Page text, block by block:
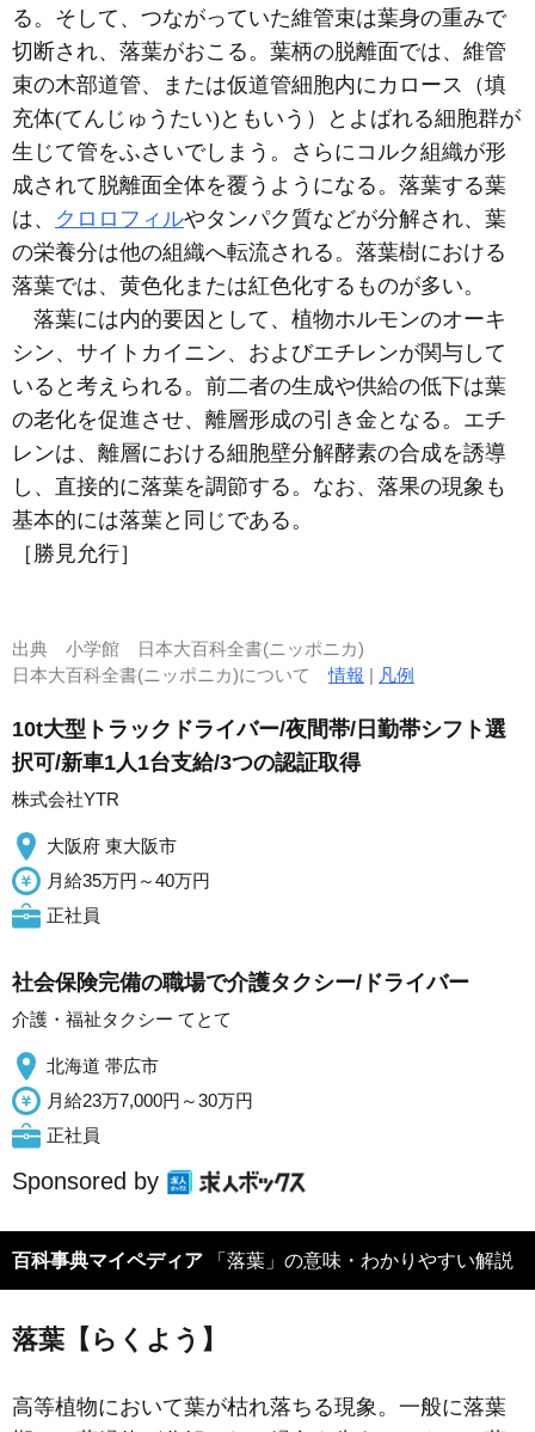
る。そして、つながっていた維管束は葉身の重みで
切断され、落葉がおこる。葉柄の脱離面では、維管
束の木部道管、または仮道管細胞内にカロース（填
充体(てんじゅうたい)ともいう）とよばれる細胞群が
生じて管をふさいでしまう。さらにコルク組織が形
成されて脱離面全体を覆うようになる。落葉する葉
は、 クロロフィルやタンパク質などが分解され、葉
の栄養分は他の組織へ転流される。落葉樹における
落葉では、黄色化または紅色化するものが多い。
落葉には内的要因として、植物ホルモンのオーキ
シン、サイトカイニン、およびエチレンが関与して
いると考えられる。前二者の生成や供給の低下は葉
の老化を促進させ、離層形成の引き金となる。エチ
レンは、離層における細胞壁分解酵素の合成を誘導
し、直接的に落葉を調節する。なお、落果の現象も
基本的には落葉と同じである。
［勝見允行］
出典 小学館 日本大百科全書(ニッポニカ)
日本大百科全書(ニッポニカ)について情報 | 凡例
10t大型トラックドライバー/夜間帯/日勤帯シフト選
択可/新車1人1台支給/3つの認証取得
株式会社YTR
大阪府 東大阪市
月給35万円～40万円
正社員
社会保険完備の職場で介護タクシー/ドライバー
介護・福祉タクシー てとて
北海道 帯広市
月給23万7,000円～30万円
正社員
Sponsored by
百科事典マイペディア 「落葉」の意味・わかりやすい解説
落葉【らくよう】
高等植物において葉が枯れ落ちる現象。一般に落葉